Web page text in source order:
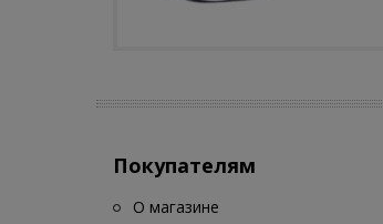
Покупателям
О магазине